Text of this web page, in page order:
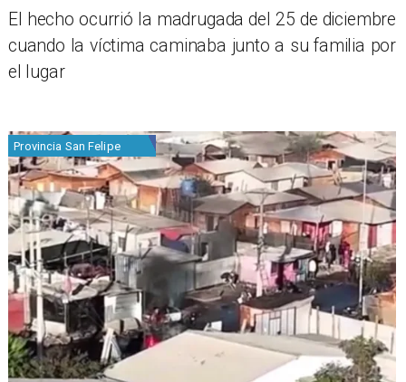
​El hecho ocurrió la madrugada del 25 de diciembre
cuando la víctima caminaba junto a su familia por
el lugar
Provincia San Felipe